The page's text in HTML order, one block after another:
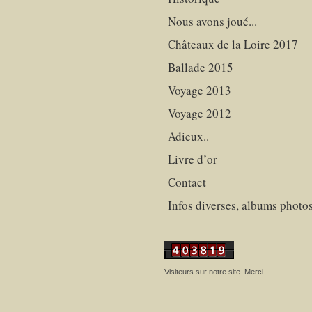
Nous avons joué...
Châteaux de la Loire 2017
Ballade 2015
Voyage 2013
Voyage 2012
Adieux..
Livre d’or
Contact
Infos diverses, albums
Visiteurs sur notre site. Merci